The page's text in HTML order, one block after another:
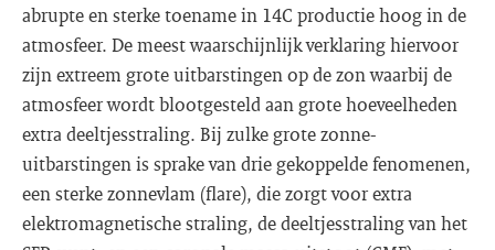
abrupte en sterke toename in 14C productie hoog in de
atmosfeer. De meest waarschijnlijk verklaring hiervoor
zijn extreem grote uitbarstingen op de zon waarbij de
atmosfeer wordt blootgesteld aan grote hoeveelheden
extra deeltjesstraling. Bij zulke grote zonne-
uitbarstingen is sprake van drie gekoppelde fenomenen,
een sterke zonnevlam (flare), die zorgt voor extra
elektromagnetische straling, de deeltjesstraling van het